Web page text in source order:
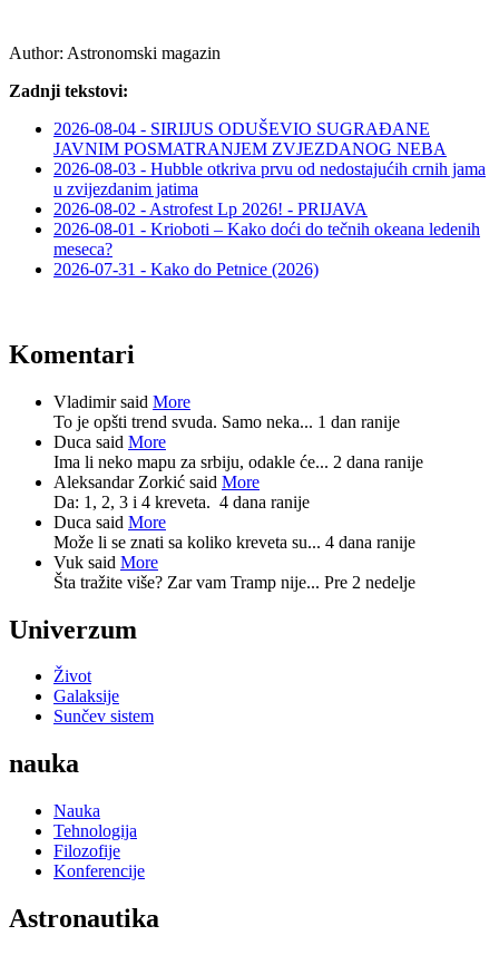
Author: Astronomski magazin
Zadnji tekstovi:
2026-08-04 - SIRIJUS ODUŠEVIO SUGRAĐANE
JAVNIM POSMATRANJEM ZVJEZDANOG NEBA
2026-08-03 - Hubble otkriva prvu od nedostajućih crnih jama
u zvijezdanim jatima
2026-08-02 - Astrofest Lp 2026! - PRIJAVA
2026-08-01 - Krioboti – Kako doći do tečnih okeana ledenih
meseca?
2026-07-31 - Kako do Petnice (2026)
Komentari
Vladimir said More
To je opšti trend svuda. Samo neka... 1 dan ranije
Duca said More
Ima li neko mapu za srbiju, odakle će... 2 dana ranije
Aleksandar Zorkić said More
Da: 1, 2, 3 i 4 kreveta. 4 dana ranije
Duca said More
Može li se znati sa koliko kreveta su... 4 dana ranije
Vuk said More
Šta tražite više? Zar vam Tramp nije... Pre 2 nedelje
Univerzum
Život
Galaksije
Sunčev sistem
nauka
Nauka
Tehnologija
Filozofije
Konferencije
Astronautika